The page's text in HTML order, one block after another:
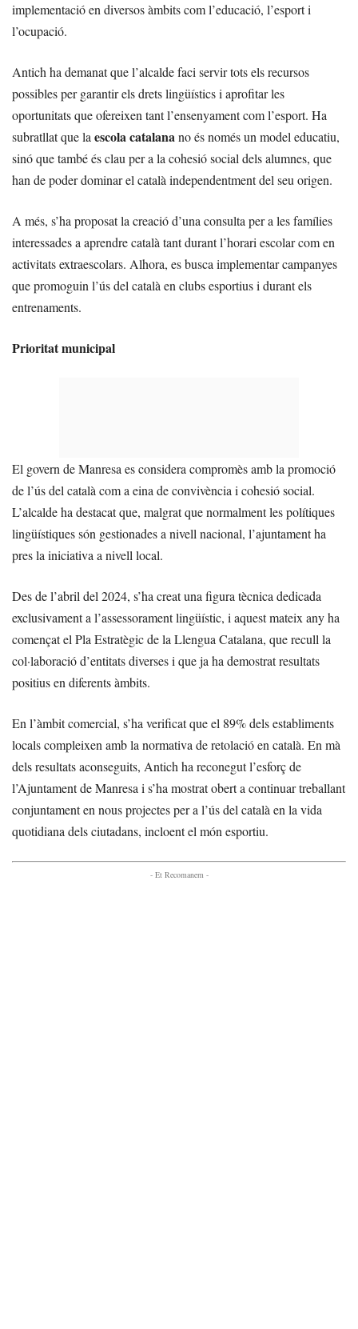
implementació en diversos àmbits com l’educació, l’esport i
l’ocupació.
Antich ha demanat que l’alcalde faci servir tots els recursos
possibles per garantir els drets lingüístics i aprofitar les
oportunitats que ofereixen tant l’ensenyament com l’esport. Ha
subratllat que la escola catalanano és només un model educatiu,
sinó que també és clau per a la cohesió social dels alumnes, que
han de poder dominar el català independentment del seu origen.
A més, s’ha proposat la creació d’una consulta per a les famílies
interessades a aprendre català tant durant l’horari escolar com en
activitats extraescolars. Alhora, es busca implementar campanyes
que promoguin l’ús del català en clubs esportius i durant els
entrenaments.
Prioritat municipal
El govern de Manresa es considera compromès amb la promoció
de l’ús del català com a eina de convivència i cohesió social.
L’alcalde ha destacat que, malgrat que normalment les polítiques
lingüístiques són gestionades a nivell nacional, l’ajuntament ha
pres la iniciativa a nivell local.
Des de l’abril del 2024, s’ha creat una figura tècnica dedicada
exclusivament a l’assessorament lingüístic, i aquest mateix any ha
començat el Pla Estratègic de la Llengua Catalana, que recull la
col·laboració d’entitats diverses i que ja ha demostrat resultats
positius en diferents àmbits.
En l’àmbit comercial, s’ha verificat que el 89% dels establiments
locals compleixen amb la normativa de retolació en català. En mà
dels resultats aconseguits, Antich ha reconegut l’esforç de
l’Ajuntament de Manresa i s’ha mostrat obert a continuar treballant
conjuntament en nous projectes per a l’ús del català en la vida
quotidiana dels ciutadans, incloent el món esportiu.
- Et Recomanem -